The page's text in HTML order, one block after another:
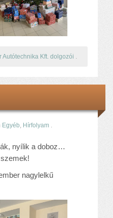
Autótechnika Kft. dolgozói
Egyéb Hírfolyam
nyílik a doboz…
nagylelkű